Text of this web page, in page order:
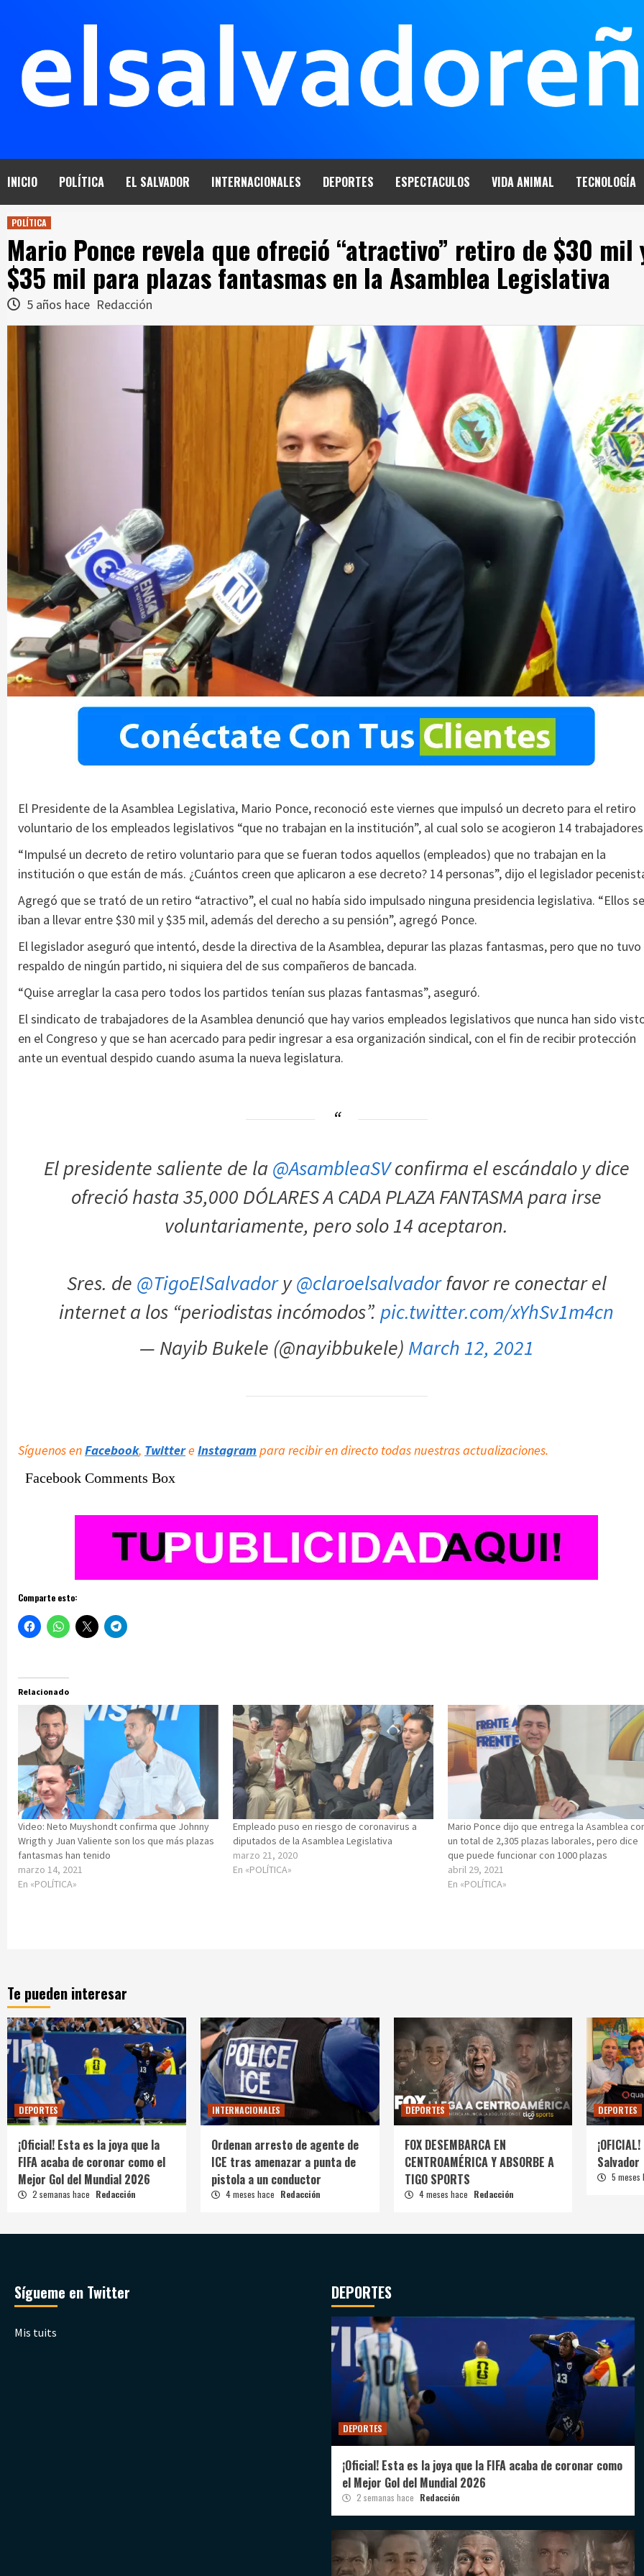
INICIO POLÍTICA EL SALVADOR INTERNACIONALES DEPORTES ESPECTACULOS VIDA ANIMAL TECNOLOGÍA
POLÍTICA
Mario Ponce revela que ofreció “atractivo” retiro de $30 mil
$35 mil para plazas fantasmas en la Asamblea Legislativa
5 años hace Redacción
El Presidente de la Asamblea Legislativa, Mario Ponce, reconoció este viernes que impulsó un decreto para el retiro
voluntario de los empleados legislativos “que no trabajan en la institución”, al cual solo se acogieron 14
“Impulsé un decreto de retiro voluntario para que se fueran todos aquellos (empleados) que no trabajan en la
institución o que están de más. ¿Cuántos creen que aplicaron a ese decreto? 14 personas”, dijo el legislador
Agregó que se trató de un retiro “atractivo”, el cual no había sido impulsado ninguna presidencia legislativa. “Ellos se
iban a llevar entre $30 mil y $35 mil, además del derecho a su pensión”, agregó Ponce.
El legislador aseguró que intentó, desde la directiva de la Asamblea, depurar las plazas fantasmas, pero que no tuvo
respaldo de ningún partido, ni siquiera del de sus compañeros de bancada.
“Quise arreglar la casa pero todos los partidos tenían sus plazas fantasmas”, aseguró.
El sindicato de trabajadores de la Asamblea denunció que hay varios empleados legislativos que nunca han sido
en el Congreso y que se han acercado para pedir ingresar a esa organización sindical, con el fin de recibir protección
ante un eventual despido cuando asuma la nueva legislatura.
El presidente saliente de la @AsambleaSVconfirma el escándalo y dice
ofreció hasta 35,000 DÓLARES A CADA PLAZA FANTASMA para irse
voluntariamente, pero solo 14 aceptaron.
Sres. de @TigoElSalvadory@claroelsalvadorfavor re conectar el
internet a los “periodistas incómodos”.pic.twitter.com/xYhSv1m4cn
— Nayib Bukele (@nayibbukele) March 12, 2021
Síguenos enFacebook, Twittere Instagram para recibir en directo todas nuestras actualizaciones.
Facebook Comments Box
Comparte esto:
Relacionado
Video: Neto Muyshondt confirma que Johnny
Wrigth y Juan Valiente son los que más plazas
fantasmas han tenido
marzo 14, 2021
En «POLÍTICA»
Empleado puso en riesgo de coronavirus a
diputados de la Asamblea Legislativa
marzo 21, 2020
En «POLÍTICA»
Mario Ponce dijo que entrega la Asamblea
un total de 2,305 plazas laborales, pero dice
que puede funcionar con 1000 plazas
abril 29, 2021
En «POLÍTICA»
Te pueden interesar
DEPORTES
¡Oficial! Esta es la joya que la
FIFA acaba de coronar como el
Mejor Gol del Mundial 2026
2 semanas hace Redacción
INTERNACIONALES
Ordenan arresto de agente de
ICE tras amenazar a punta de
pistola a un conductor
4 meses hace Redacción
DEPORTES
FOX DESEMBARCA EN
CENTROAMÉRICA Y ABSORBE A
TIGO SPORTS
4 meses hace Redacción
DEPORTES
Salvador
5
Sígueme en Twitter
Mis tuits
DEPORTES
DEPORTES
¡Oficial! Esta es la joya que la FIFA acaba de coronar como
el Mejor Gol del Mundial 2026
2 semanas hace Redacción